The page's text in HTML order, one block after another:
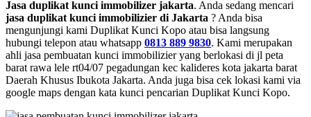
Jasa duplikat kunci immobilizer jakarta. Anda sedang mencari
jasa duplikat kunci immobilizier di Jakarta ? Anda bisa
mengunjungi kami Duplikat Kunci Kopo atau bisa langsung
hubungi telepon atau whatsapp 0813 889 9830. Kami merupakan
ahli jasa pembuatan kunci immobilizier yang berlokasi di jl peta
barat rawa lele rt04/07 pegadungan kec kalideres kota jakarta barat
Daerah Khusus Ibukota Jakarta. Anda juga bisa cek lokasi kami via
google maps dengan kata kunci pencarian Duplikat Kunci Kopo.